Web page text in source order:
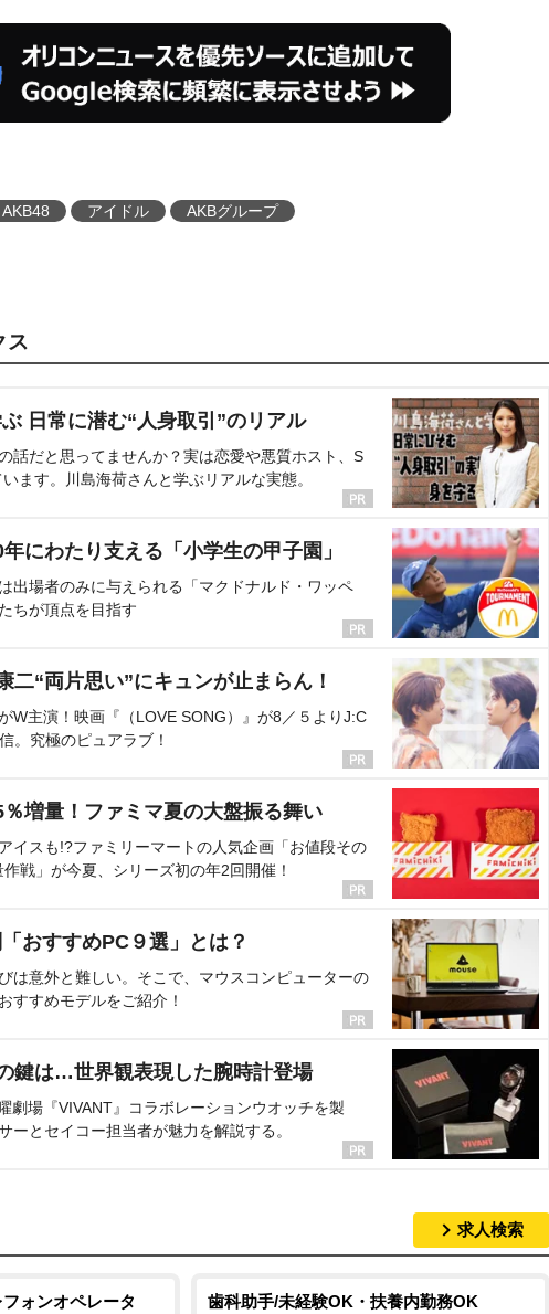
AKB48 アイドル AKBグループ
ス
日常に潜む“人身取引”のリアル
話だと思ってませんか？実は恋愛や悪質ホスト、S
ます。川島海荷さんと学ぶリアルな実態。
にわたり支える「小学生の甲子園」
出場者のみに与えられる「マクドナルド・ワッペ
ちが頂点を目指す
二“両片思い”にキュンが止まらん！
W主演！映画『（LOVE SONG）』が8／５よりJ:C
。究極のピュアラブ！
増量！ファミマ夏の大盤振る舞い
イスも!?ファミリーマートの人気企画「お値段その
戦」が今夏、シリーズ初の年2回開催！
おすすめPC９選」とは？
は意外と難しい。そこで、マウスコンピューターの
すすめモデルをご紹介！
鍵は…世界観表現した腕時計登場
劇場『VIVANT』コラボレーションウオッチを製
ーとセイコー担当者が魅力を解説する。
求人検索
ォンオペレータ
歯科助手/未経験OK・扶養内勤務OK